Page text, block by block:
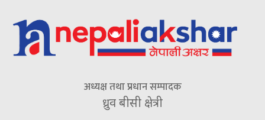
अध्यक्ष तथा प्रधान सम्पादक
ध्रुव बीसी क्षेत्री